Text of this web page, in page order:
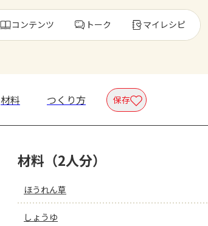
コンテンツ トーク マイレシピ
材料 つくり方 保存
材料（2人分）
ほうれん草
しょうゆ